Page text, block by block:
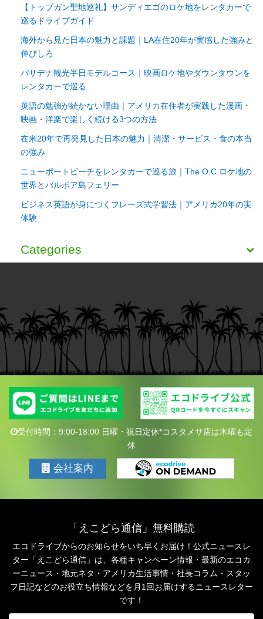
【トップガン聖地巡礼】サンディエゴのロケ地をレンタカーで
巡るドライブガイド
海外から見た日本の魅力と課題｜LA在住20年が実感した強みと
伸びしろ
パサデナ観光半日モデルコース｜映画ロケ地やダウンタウンを
レンタカーで巡る
英語の勉強が続かない理由｜アメリカ在住者が実践した漫画・
映画・洋楽で楽しく続ける3つの方法
在米20年で再発見した日本の魅力｜清潔・サービス・食の本当
の強み
ニューポートビーチをレンタカーで巡る旅｜The O.C.ロケ地の
世界とバルボア島フェリー
ビジネス英語が身につくフレーズ式学習法｜アメリカ20年の実
体験
Categories
受付時間：9:00-18:00 日曜・祝日定休*コスタメサ店は木曜も定
休
会社案内
「えこどら通信」無料購読
エコドライブからのお知らせをいち早くお届け！公式ニュースレ
ター「えこどら通信」は、 各種キャンペーン情報・最新のエコカ
ーニュース・地元ネタ・アメリカ生活事情・社長コラム・ スタッ
フ日記などのお役立ち情報などを月1回お届けするニュースレター
です！